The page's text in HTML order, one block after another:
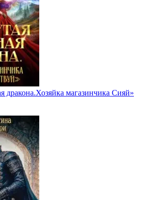
дракона.Хозяйка магазинчика Сияй»